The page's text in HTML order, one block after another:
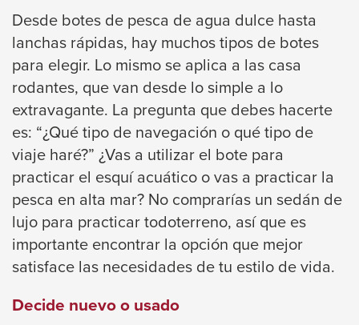
and
expand
/
close
menus
in
sub
levels.
Up
and
Down
arrows
will
Desde botes de pesca de agua dulce hasta
lanchas rápidas, hay muchos tipos de botes
para elegir. Lo mismo se aplica a las casa
rodantes, que van desde lo simple a lo
extravagante. La pregunta que debes hacerte
es: “¿Qué tipo de navegación o qué tipo de
viaje haré?” ¿Vas a utilizar el bote para
practicar el esquí acuático o vas a practicar la
pesca en alta mar? No comprarías un sedán de
lujo para practicar todoterreno, así que es
importante encontrar la opción que mejor
satisface las necesidades de tu estilo de vida.
Decide nuevo o usado